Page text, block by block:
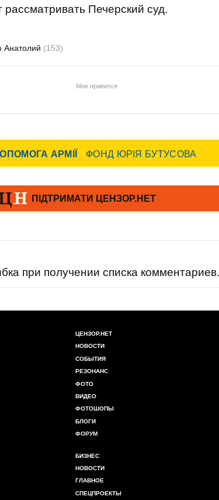
рассматривать Печерский суд.
Анатолий (153)
Мне нравится
при получении списка комментариев.
ЦЕНЗОР.НЕТ
НОВОСТИ
СОБЫТИЯ
РЕЗОНАНС
ФОТО
ВИДЕО
ФОТОШОПЫ
БЛОГИ
ФОРУМ
БИЗНЕС
НОВОСТИ
ГЛАВНОЕ
СПЕЦПРОЕКТЫ